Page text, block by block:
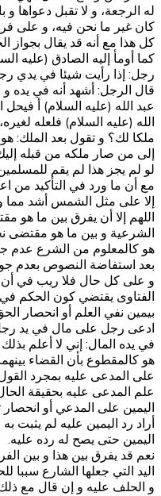
له الرجعة، و لا تقبل دعواها و
كان غير ما نحن فيه، و على
كل هذا مع أنه قد يقال بجواز
كما أومأ إليه‌ الصادق (عليه
رجل: إذا رأيت شيئا في يدي
قال الرجل: أشهد أنه في يده و
عبد الله (عليه السلام) أ
الله (عليه السلام) فلعله
ملكا لك؟ و تقول بعد الملك:
إلى من صار ملكه من قبله
لو لم يجز هذا لم يقم
مع أن ما ورد في التأكيد من
إلا على مثل الشمس أشد مما
اللهم إلا أن يفرق بين ما هو
الشرعية و بين ما هو مقتضى
هو كالمعلوم من الشرع عدم
بعد‌ استفاضة النصوص بعدم
و على كل حال فلا ريب في
الفتاوى يقتضي كون الحكم
بيمين نفي العلم أو انحصار
ادعى رجل على مال في يد
في يده المال: إني لا أعلم
هو كالمقطوع بأن القضاء
على المدعى عليه بمجرد
علم المدعى عليه بحقيقة
اليمين على المدعي أو
أراد رد اليمين عليه لم يثبت
اليمين حتى يصح له رده عليه.
نعم قد يفرق بين هذا و بين
اليد التي جعلها الشارع سببا
و الحلف عليه و إن قال مع